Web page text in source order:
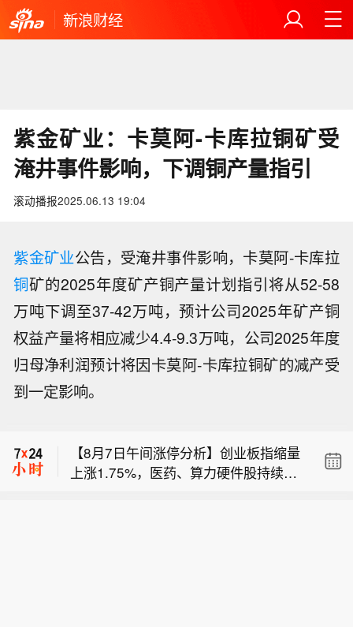
新浪财经
紫金矿业：卡莫阿-卡库拉铜矿受
淹井事件影响，下调铜产量指引
滚动播报2025.06.13 19:04
紫金矿业公告，受淹井事件影响，卡莫阿-卡库拉
铜矿的2025年度矿产铜产量计划指引将从52-58
万吨下调至37-42万吨，预计公司2025年矿产铜
权益产量将相应减少4.4-9.3万吨，公司2025年度
归母净利润预计将因卡莫阿-卡库拉铜矿的减产受
到一定影响。
【大兴机场临空经济区中欧班列服务中
心正式启用】今天（7日），大兴机场
班列集结中心业务贯通，打造出一条空
陆多式联运新通道。
【8月7日午间涨停分析】创业板指缩量
上涨1.75%，医药、算力硬件股持续爆